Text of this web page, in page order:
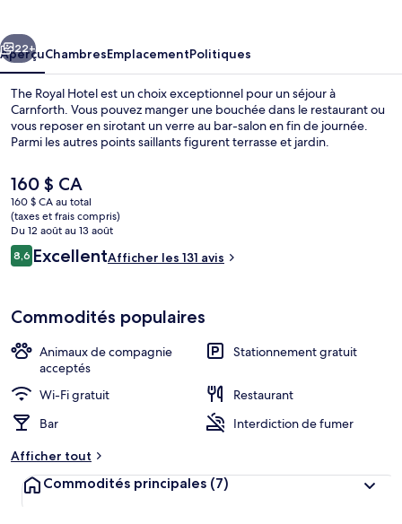
Suivant
22+
AperçuChambresEmplacementPolitiques
The Royal Hotel est un choix exceptionnel pour un séjour à
Carnforth. Vous pouvez manger une bouchée dans le restaurant ou
vous reposer en sirotant un verre au bar-salon en fin de journée.
Parmi les autres points saillants figurent terrasse et jardin.
Le
prix
actuel
est
de 160 $ CA
160 $ CA
160 $ CA au total
(taxes et frais compris)
Du 12 août au 13 août
Avis
8,68,6 sur 10 –
ExcellentAfficher les 131 avis
Commodités populaires
Animaux de compagnie
acceptés
Stationnement gratuit
Wi-Fi gratuit
Restaurant
Bar
Interdiction de fumer
Afficher tout
Commodités principales (7)